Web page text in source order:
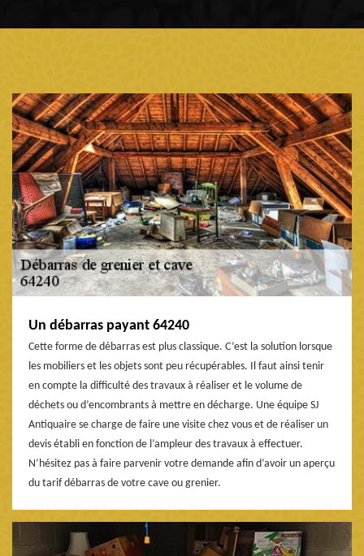
Un débarras payant 64240
Cette forme de débarras est plus classique. C’est la solution lorsque
les mobiliers et les objets sont peu récupérables. Il faut ainsi tenir
en compte la difficulté des travaux à réaliser et le volume de
déchets ou d’encombrants à mettre en décharge. Une équipe SJ
Antiquaire se charge de faire une visite chez vous et de réaliser un
devis établi en fonction de l’ampleur des travaux à effectuer.
N’hésitez pas à faire parvenir votre demande afin d’avoir un aperçu
du tarif débarras de votre cave ou grenier.